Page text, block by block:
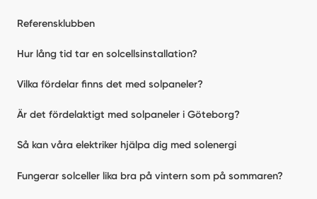
Referensklubben
Hur lång tid tar en solcellsinstallation?
Vilka fördelar finns det med solpaneler?
Är det fördelaktigt med solpaneler i Göteborg?
Så kan våra elektriker hjälpa dig med solenergi
Fungerar solceller lika bra på vintern som på sommaren?